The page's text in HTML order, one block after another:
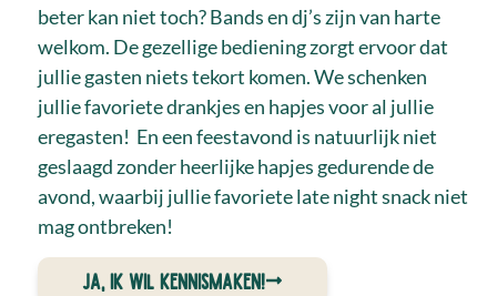
beter kan niet toch? Bands en dj’s zijn van harte
welkom. De gezellige bediening zorgt ervoor dat
jullie gasten niets tekort komen. We schenken
jullie favoriete drankjes en hapjes voor al jullie
eregasten! En een feestavond is natuurlijk niet
geslaagd zonder heerlijke hapjes gedurende de
avond, waarbij jullie favoriete late night snack niet
mag ontbreken!
Ja, ik wil kennismaken!